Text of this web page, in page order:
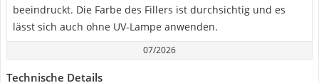
beeindruckt. Die Farbe des Fillers ist durchsichtig und es
lässt sich auch ohne UV-Lampe anwenden.
07/2026
Technische Details